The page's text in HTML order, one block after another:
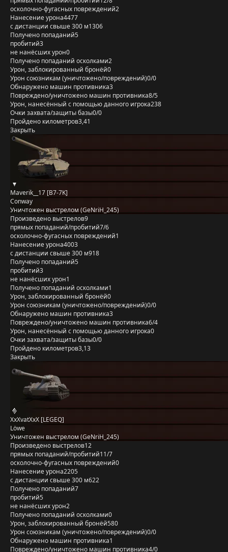
осколочно-фугасных повреждений2
Нанесение урона4477
с дистанции свыше 300 м1306
Получено попаданий5
пробитий3
не нанёсших урон0
Получено попаданий осколками2
Урон, заблокированный бронёй0
Урон союзникам (уничтожено/повреждений)0/0
Обнаружено машин противника3
Повреждено/уничтожено машин противника8/5
Урон, нанесённый с помощью данного игрока238
Очки захвата/защиты базы0/0
Пройдено километров3,41
Закрыть
Maverik__17 [B7-7K]
Conway
Уничтожен выстрелом (GeNriH_245)
Произведено выстрелов9
прямых попаданий/пробитий7/6
осколочно-фугасных повреждений1
Нанесение урона4003
с дистанции свыше 300 м918
Получено попаданий5
пробитий3
не нанёсших урон1
Получено попаданий осколками1
Урон, заблокированный бронёй0
Урон союзникам (уничтожено/повреждений)0/0
Обнаружено машин противника3
Повреждено/уничтожено машин противника6/4
Урон, нанесённый с помощью данного игрока0
Очки захвата/защиты базы0/0
Пройдено километров3,13
Закрыть
XxXvatXxX [LEGEQ]
Löwe
Уничтожен выстрелом (GeNriH_245)
Произведено выстрелов12
прямых попаданий/пробитий11/7
осколочно-фугасных повреждений0
Нанесение урона2205
с дистанции свыше 300 м622
Получено попаданий7
пробитий5
не нанёсших урон2
Получено попаданий осколками0
Урон, заблокированный бронёй580
Урон союзникам (уничтожено/повреждений)0/0
Обнаружено машин противника1
Повреждено/уничтожено машин противника4/0